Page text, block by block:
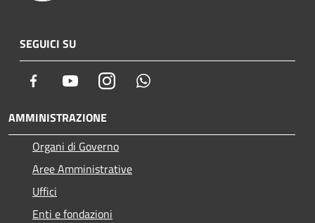
SEGUICI SU
Facebook YoutubeInstagram
AMMINISTRAZIONE
Organi di Governo
Aree Amministrative
Uffici
Enti e fondazioni